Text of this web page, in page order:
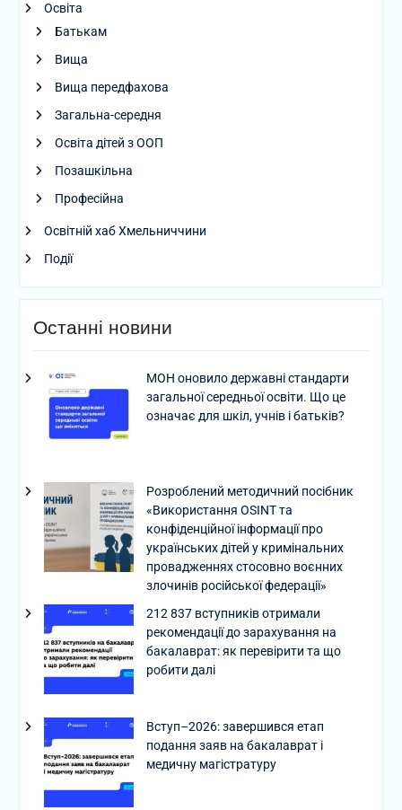
Освіта
Батькам
Вища
Вища передфахова
Загальна-середня
Освіта дітей з ООП
Позашкільна
Професійна
Освітній хаб Хмельниччини
Події
Останні новини
МОН оновило державні стандарти
загальної середньої освіти. Що це
означає для шкіл, учнів і батьків?
Розроблений методичний посібник
«Використання OSINT та
конфіденційної інформації про
українських дітей у кримінальних
провадженнях стосовно воєнних
злочинів російської федерації»
212 837 вступників отримали
рекомендації до зарахування на
бакалаврат: як перевірити та що
робити далі
Вступ–2026: завершився етап
подання заяв на бакалаврат і
медичну магістратуру